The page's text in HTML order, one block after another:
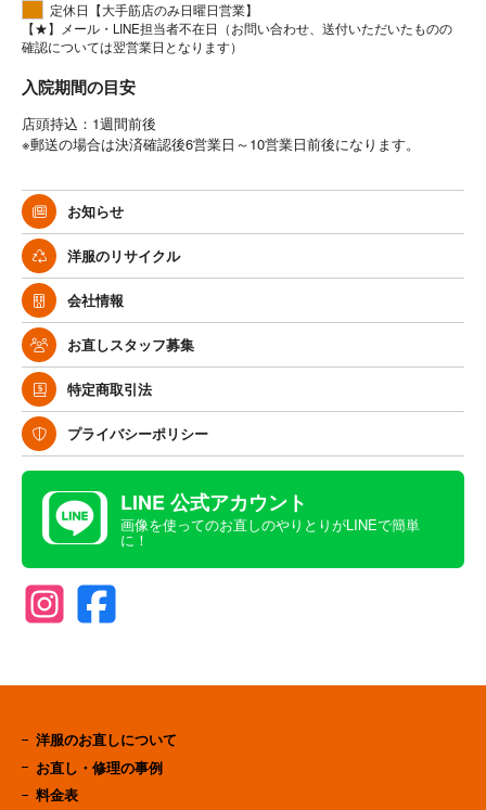
定休日【大手筋店のみ日曜日営業】
【★】メール・LINE担当者不在日（お問い合わせ、送付いただいたものの
確認については翌営業日となります）
入院期間の目安
店頭持込：1週間前後
※郵送の場合は決済確認後6営業日～10営業日前後になります。
お知らせ
洋服のリサイクル
会社情報
お直しスタッフ募集
特定商取引法
プライバシーポリシー
LINE 公式アカウント
画像を使ってのお直しのやりとりがLINEで簡単
に！
洋服のお直しについて
お直し・修理の事例
料金表